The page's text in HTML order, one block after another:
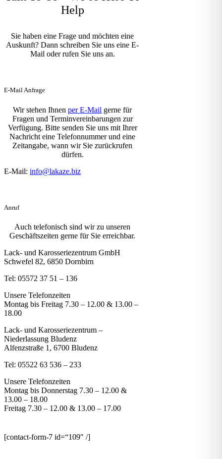
Help
Sie haben eine Frage und möchten eine
Auskunft? Dann schreiben Sie uns eine E-
Mail oder rufen Sie uns an.
E-Mail Anfrage
Wir stehen Ihnenper E-Mail gerne für
Fragen und Terminvereinbarungen zur
Verfügung. Bitte senden Sie uns mit Ihrer
Nachricht eine Telefonnummer und eine
Zeitangabe, wann wir Sie zurückrufen
dürfen.
E-Mail: info@lakaze.biz
Anruf
Auch telefonisch sind wir zu unseren
Geschäftszeiten gerne für Sie erreichbar.
Lack- und Karosseriezentrum GmbH
Schwefel 82, 6850 Dornbirn
Tel: 05572 37 51 – 136
Unsere Telefonzeiten
Montag bis Freitag 7.30 – 12.00 & 13.00 –
18.00
Lack- und Karosseriezentrum –
Niederlassung Bludenz
Alfenzstraße 1, 6700 Bludenz
Tel: 05522 63 536 – 233
Unsere Telefonzeiten
Montag bis Donnerstag 7.30 – 12.00 &
13.00 – 18.00
Freitag 7.30 – 12.00 & 13.00 – 17.00
[contact-form-7 id=“109″ /]